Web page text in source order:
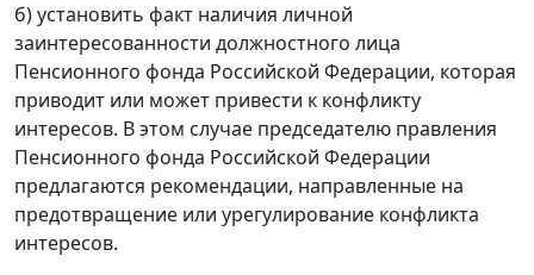
б) установить факт наличия личной
заинтересованности должностного лица
Пенсионного фонда Российской Федерации, которая
приводит или может привести к конфликту
интересов. В этом случае председателю правления
Пенсионного фонда Российской Федерации
предлагаются рекомендации, направленные на
предотвращение или урегулирование конфликта
интересов.